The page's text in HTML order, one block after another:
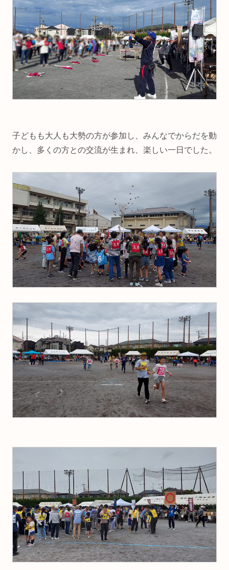
子どもも大人も大勢の方が参加し、みんなでからだを動
かし、多くの方との交流が生まれ、楽しい一日でした。